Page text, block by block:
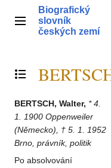
obsahHlavní menu
Biografický
slovník
českých zemí
Přepnout obsah
BERTSCH, Walter, * 4.
1. 1900 Oppenweiler
(Německo), † 5. 1. 1952
Brno, právník, politik
Po absolvování